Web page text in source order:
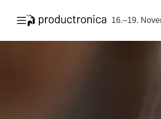
Navigation öffnen 16.–19.